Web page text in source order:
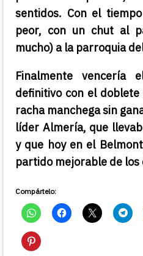
sentidos. Con el
peor, con un chut al
mucho) a la parroquia
Finalmente vencería
definitivo con el
racha manchega sin
líder Almería, que
y que hoy en el
partido mejorable de los
Compártelo: